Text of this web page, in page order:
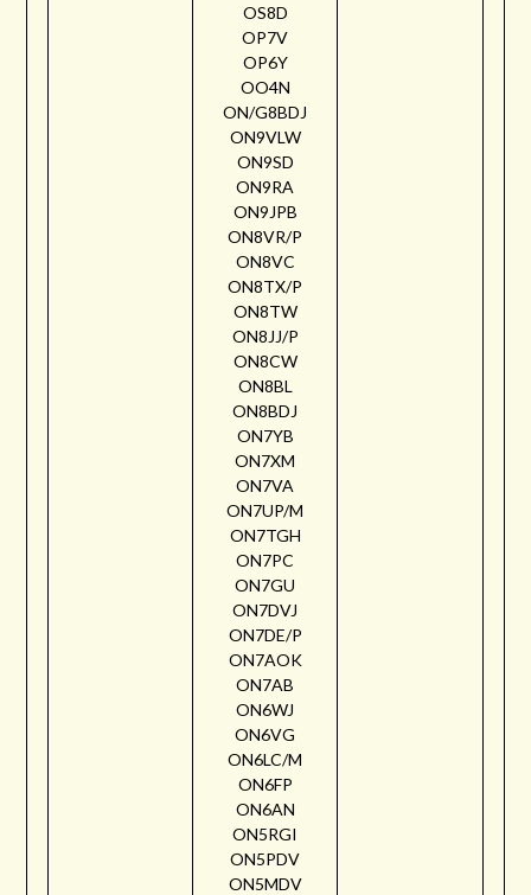
OS8D
OP7V
OP6Y
OO4N
ON/G8BDJ
ON9VLW
ON9SD
ON9RA
ON9JPB
ON8VR/P
ON8VC
ON8TX/P
ON8TW
ON8JJ/P
ON8CW
ON8BL
ON8BDJ
ON7YB
ON7XM
ON7VA
ON7UP/M
ON7TGH
ON7PC
ON7GU
ON7DVJ
ON7DE/P
ON7AOK
ON7AB
ON6WJ
ON6VG
ON6LC/M
ON6FP
ON6AN
ON5RGI
ON5PDV
ON5MDV